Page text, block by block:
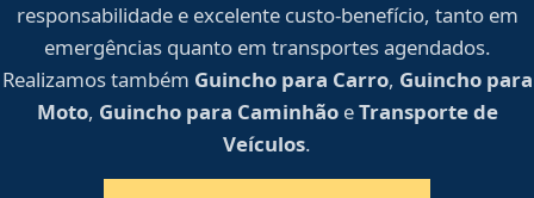
responsabilidade e excelente custo-benefício, tanto em
emergências quanto em transportes agendados.
Realizamos também Guincho para Carro, Guincho para
Moto, Guincho para CaminhãoeTransporte de
Veículos.